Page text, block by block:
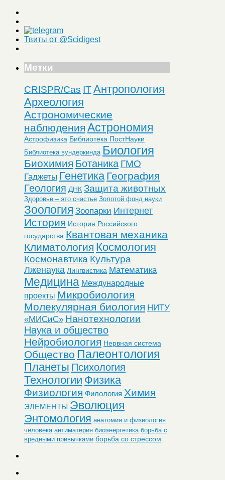
Твиты от @Scidigest
Метки
CRISPR/Cas ITАнтропология
Археология
Астрономические
наблюдения Астрономия
Астрофизика Библиотека ПостНауки
Библиотека вундеркинда Биология
Биохимия Ботаника ГМО
Гаджеты Генетика География
Геология ДНК Защита животных
Здоровье – это счастье Золотой фонд науки
Зоология Зоопарки Интернет
История История Российского
государства Квантовая механика
Климатология Космология
Космонавтика Культура
Лженаука Лингвистика Математика
Медицина Международные
проекты Микробиология
Молекулярная биология НИТУ
«МИСиС» Нанотехнологии
Наука и общество
Нейробиология Нервная система
Общество Палеонтология
Планеты Психология
Технологии Физика
Физиология Филология Химия
ЭЛЕМЕНТЫ Эволюция
Энтомология анатомия и физиология
человека антиматерия биоэнергетика борьба с
вредными привычками борьба со стрессом